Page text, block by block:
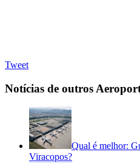
Tweet
Notícias de outros
Qual é melhor:
Viracopos?